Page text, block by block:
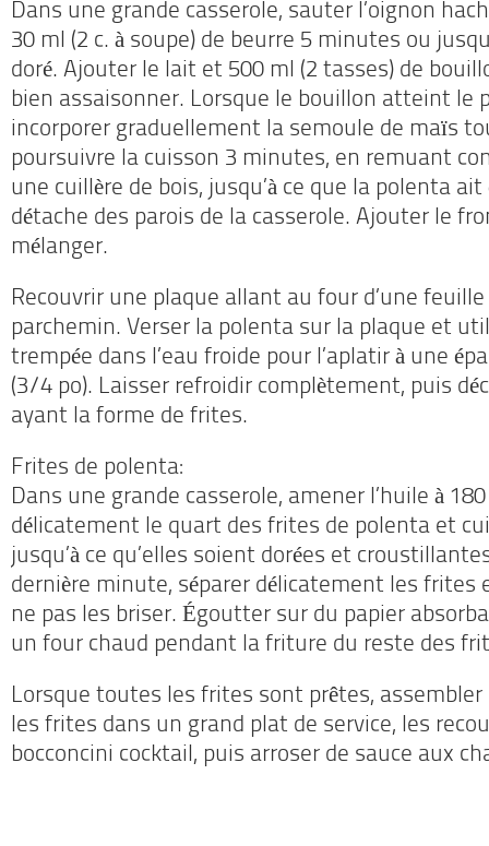
Dans une grande casserole, sauter l’oignon
30 ml (2 c. à soupe) de beurre 5 minutes ou
doré. Ajouter le lait et 500 ml (2 tasses) de
bien assaisonner. Lorsque le bouillon atteint le
incorporer graduellement la semoule de maïs
poursuivre la cuisson 3 minutes, en remuant
une cuillère de bois, jusqu’à ce que la polenta ait
détache des parois de la casserole. Ajouter le
mélanger.
Recouvrir une plaque allant au four d’une
parchemin. Verser la polenta sur la plaque et
trempée dans l’eau froide pour l’aplatir à une
(3/4 po). Laisser refroidir complètement, puis
ayant la forme de frites.
Frites de polenta:
Dans une grande casserole, amener l’huile à 180
délicatement le quart des frites de polenta et
jusqu’à ce qu’elles soient dorées et
dernière minute, séparer délicatement les frites
ne pas les briser. Égoutter sur du papier
un four chaud pendant la friture du reste des
Lorsque toutes les frites sont prêtes, assembler
les frites dans un grand plat de service, les
bocconcini cocktail, puis arroser de sauce aux